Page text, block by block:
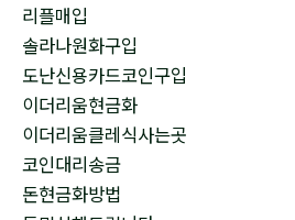
리플매입
솔라나원화구입
도난신용카드코인구입
이더리움현금화
이더리움클레식사는곳
코인대리송금
돈현금화방법